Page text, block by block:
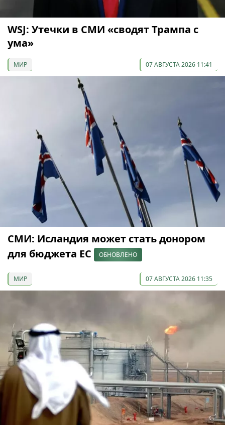
WSJ: Утечки в СМИ «сводят Трампа с
ума»
МИР 07 АВГУСТА 2026 11:41
СМИ: Исландия может стать донором
для бюджета ЕС
ОБНОВЛЕНО
МИР 07 АВГУСТА 2026 11:35